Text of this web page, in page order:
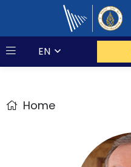
EN
Home